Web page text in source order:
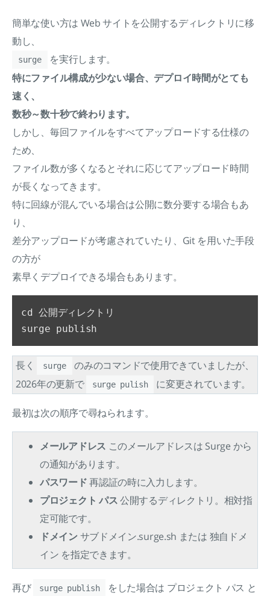
簡単な使い方は Web サイトを公開するディレクトリに移
動し、
surge
を実行します。
特にファイル構成が少ない場合、デプロイ時間がとても
速く、
数秒～数十秒で終わります。
しかし、毎回ファイルをすべてアップロードする仕様の
ため、
ファイル数が多くなるとそれに応じてアップロード時間
が長くなってきます。
特に回線が混んでいる場合は公開に数分要する場合もあ
り、
差分アップロードが考慮されていたり、Git を用いた手段
の方が
素早くデプロイできる場合もあります。
cd 公開ディレクトリ
長く surge
のみのコマンドで使用できていましたが、
2026年の更新で
surge pulish に変更されています。
最初は次の順序で尋ねられます。
メールアドレス このメールアドレスは Surge から
の通知があります。
パスワード再認証の時に入力します。
プロジェクト パス公開するディレクトリ。相対指
定可能です。
ドメイン サブドメイン.surge.sh または 独自ドメ
イン を指定できます。
再び surge publish をした場合は プロジェクト パス と